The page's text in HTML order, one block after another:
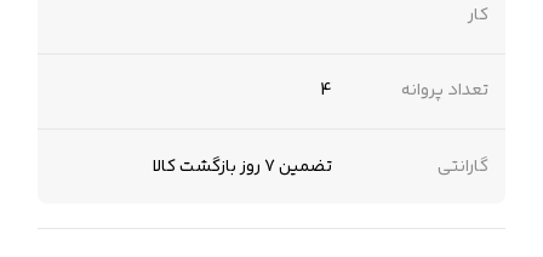
کار
تعداد پروانه 4
گارانتی تضمین 7 روز بازگشت کالا